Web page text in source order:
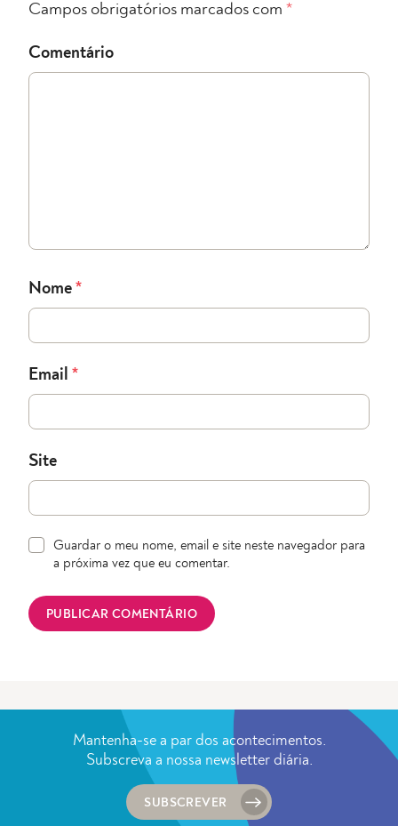
Campos obrigatórios marcados com *
Comentário
Nome *
Email *
Site
Guardar o meu nome, email e site neste navegador para
a próxima vez que eu comentar.
Mantenha-se a par dos acontecimentos.
Subscreva a nossa newsletter diária.
SUBSCREVER